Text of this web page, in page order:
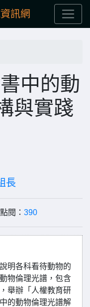
訊網
中的動
與實踐
長
閱： 390
明各科看待動物的
物倫理光譜，包含
舉辦「人權教育研
的動物倫理光譜解